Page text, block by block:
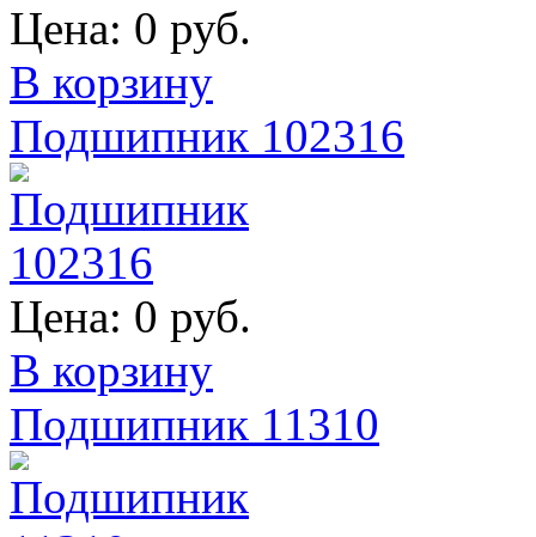
Цена: 0 руб.
В корзину
Подшипник 102316
Цена: 0 руб.
В корзину
Подшипник 11310